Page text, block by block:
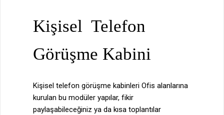
Kişisel Telefon
Görüşme Kabini
Kişisel telefon görüşme kabinleri Ofis alanlarına
kurulan bu modüler yapılar, fikir
paylaşabileceğiniz ya da kısa toplantılar